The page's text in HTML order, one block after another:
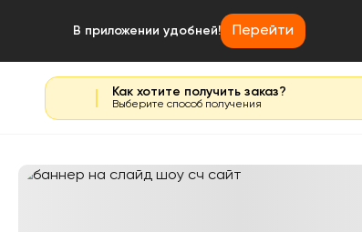
В приложении удобней! Перейти
Как хотите получить заказ?
Выберите способ получения